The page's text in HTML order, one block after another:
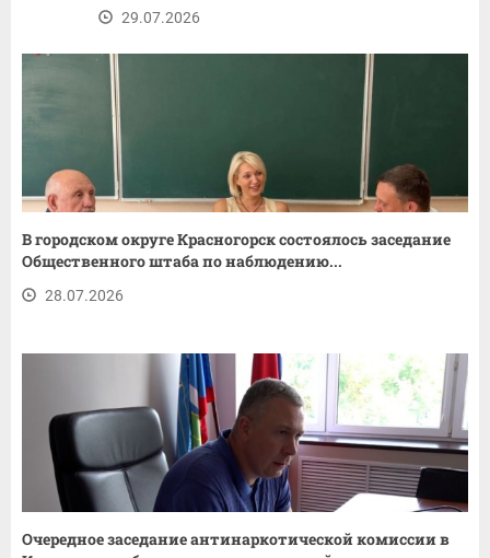
29.07.2026
В городском округе Красногорск состоялось заседание
Общественного штаба по наблюдению...
28.07.2026
Очередное заседание антинаркотической комиссии в